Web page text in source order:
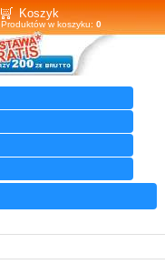
Koszyk
Produktów w koszyku: 0